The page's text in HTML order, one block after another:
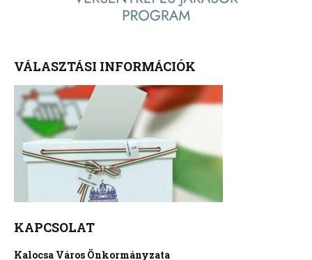
VÁLASZTÁSI INFORMÁCIÓK
KAPCSOLAT
Kalocsa Város Önkormányzata